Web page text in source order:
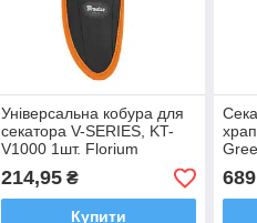
Універсальна кобура для
секатора V-SERIES, KT-
V1000 1шт. Florium
214,95₴
Купити